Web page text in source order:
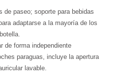
paseo; soporte para bebidas
adaptarse a la mayoría de los
de forma independiente
paraguas, incluye la apertura
lavable.